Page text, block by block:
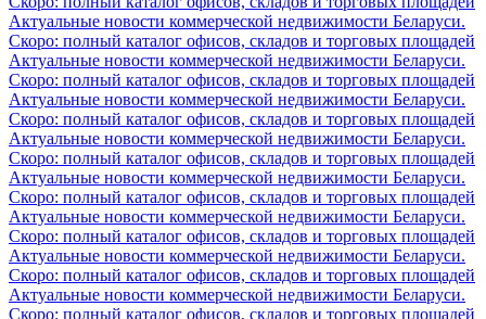
Актуальные новости коммерческой недвижимости Беларуси.
Скоро: полный каталог офисов, складов и торговых площадей
Актуальные новости коммерческой недвижимости Беларуси.
Скоро: полный каталог офисов, складов и торговых площадей
Актуальные новости коммерческой недвижимости Беларуси.
Скоро: полный каталог офисов, складов и торговых площадей
Актуальные новости коммерческой недвижимости Беларуси.
Скоро: полный каталог офисов, складов и торговых площадей
Актуальные новости коммерческой недвижимости Беларуси.
Скоро: полный каталог офисов, складов и торговых площадей
Актуальные новости коммерческой недвижимости Беларуси.
Скоро: полный каталог офисов, складов и торговых площадей
Актуальные новости коммерческой недвижимости Беларуси.
Скоро: полный каталог офисов, складов и торговых площадей
Актуальные новости коммерческой недвижимости Беларуси.
Скоро: полный каталог офисов, складов и торговых площадей